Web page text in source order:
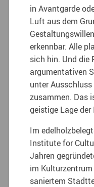
in Avantgarde
Luft aus dem
erkennbar. Alle
sich hin. Und die
argumentativen
unter
zusammen. Das
geistige Lage der
Im
Institute for
Jahren
im
saniertem